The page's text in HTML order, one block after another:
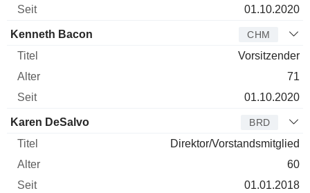
01.10.2020
Kenneth Bacon CHM
Vorsitzender
71
01.10.2020
Karen DeSalvo BRD
Direktor/Vorstandsmitglied
60
01.01.2018